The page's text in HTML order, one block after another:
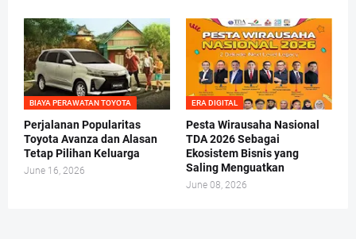
BIAYA PERAWATAN TOYOTA
Perjalanan Popularitas
Toyota Avanza dan Alasan
Tetap Pilihan Keluarga
June 16, 2026
ERA DIGITAL
Pesta Wirausaha Nasional
TDA 2026 Sebagai
Ekosistem Bisnis yang
Saling Menguatkan
June 08, 2026